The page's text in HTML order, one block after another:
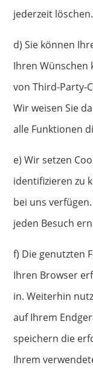
jederzeit löschen.
d) Sie können
Ihren Wünschen
von Third-Party-
Wir weisen Sie
alle Funktionen
e) Wir setzen
identifizieren zu
bei uns
jeden Besuch
f) Die genutzten
Ihren Browser
in. Weiterhin
auf Ihrem
speichern die
Ihrem